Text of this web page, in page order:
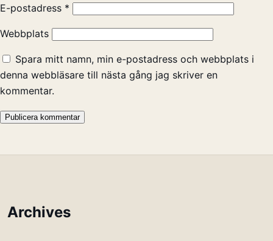
E-postadress *
Webbplats
Spara mitt namn, min e-postadress och webbplats i
denna webbläsare till nästa gång jag skriver en
kommentar.
Archives